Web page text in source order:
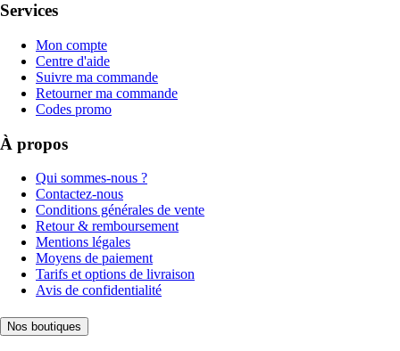
Services
Mon compte
Centre d'aide
Suivre ma commande
Retourner ma commande
Codes promo
À propos
Qui sommes-nous ?
Contactez-nous
Conditions générales de vente
Retour & remboursement
Mentions légales
Moyens de paiement
Tarifs et options de livraison
Avis de confidentialité
Nos boutiques